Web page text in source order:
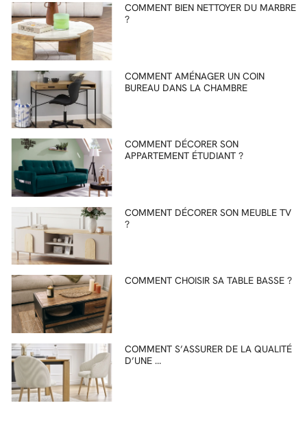
COMMENT BIEN NETTOYER DU MARBRE
?
COMMENT AMÉNAGER UN COIN
BUREAU DANS LA CHAMBRE
COMMENT DÉCORER SON
APPARTEMENT ÉTUDIANT ?
COMMENT DÉCORER SON MEUBLE TV
?
COMMENT CHOISIR SA TABLE BASSE ?
COMMENT S’ASSURER DE LA QUALITÉ
D’UNE …